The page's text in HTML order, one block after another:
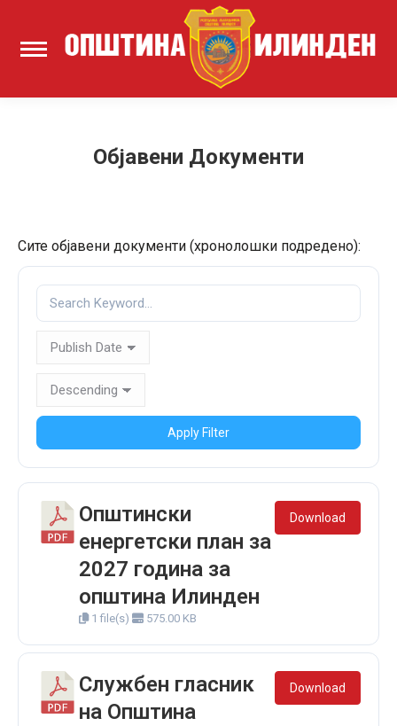
Објавени Документи
Сите објавени документи (хронолошки подредено):
Apply Filter
Општински
енергетски план за
2027 година за
општина Илинден
1 file(s) 575.00 KB
Download
Службен гласник
на Општина
Download